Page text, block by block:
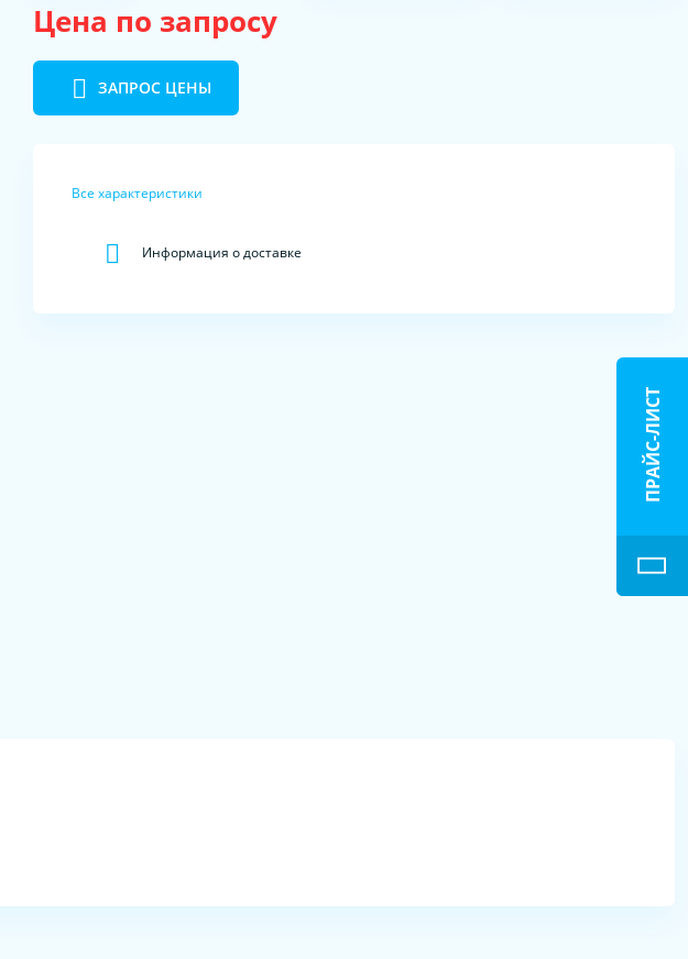
Цена по запросу
ЗАПРОС ЦЕНЫ
Все характеристики
Информация о доставке
ПРАЙС-ЛИСТ